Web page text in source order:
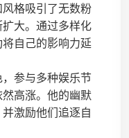
格吸引了无数粉
大。通过多样化
自己的影响力延
参与多种娱乐节
高涨。他的幽默
激励他们追逐自